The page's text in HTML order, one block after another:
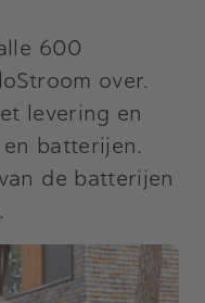
600
over.
levering en
batterijen.
de batterijen